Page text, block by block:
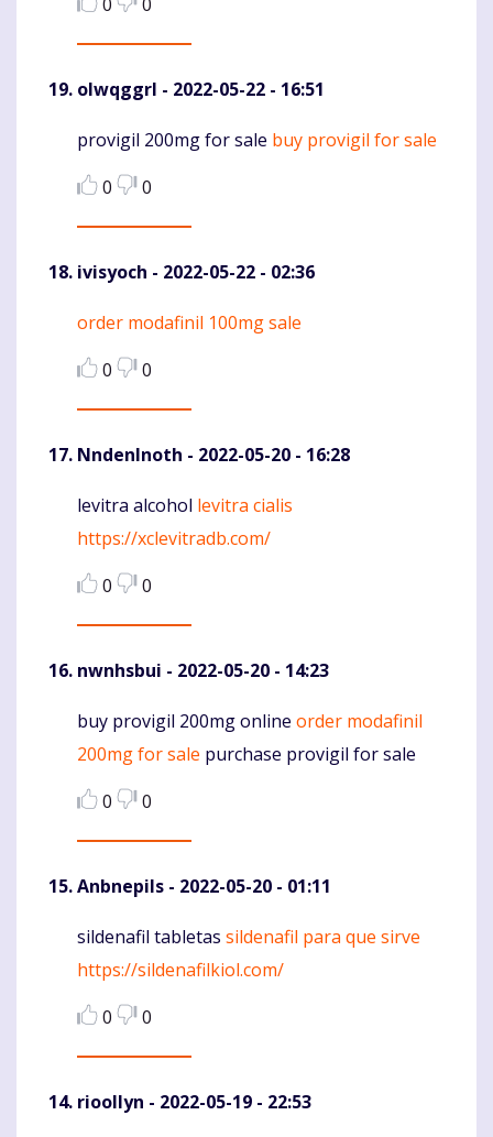
olwqggrl - 2022-05-22 - 16:51
Komentaras
provigil 200mg for sale buy provigil for sale
0
0
ivisyoch - 2022-05-22 - 02:36
Komentaras
order modafinil 100mg sale
0
0
NndenInoth - 2022-05-20 - 16:28
Komentaras
levitra alcohol levitra cialis
https://xclevitradb.com/
0
0
nwnhsbui - 2022-05-20 - 14:23
Komentaras
buy provigil 200mg online order modafinil
200mg for sale purchase provigil for sale
0
0
Anbnepils - 2022-05-20 - 01:11
Komentaras
sildenafil tabletas sildenafil para que sirve
https://sildenafilkiol.com/
0
0
rioollyn - 2022-05-19 - 22:53